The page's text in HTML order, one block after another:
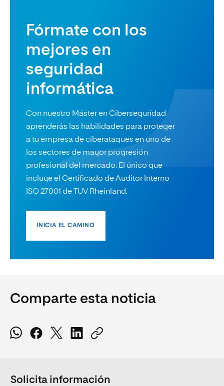
Fórmate con los
mejores en
seguridad
informática
Con nuestro Máster en Ciberseguridad
aprenderás las habilidades para proteger
a tu empresa de ciberataques en uno de
los sectores de mayor progresión
profesional del mercado. El único que
incluye el Certificado de Auditor Interno
ISO 27001 de TÜV Rheinland.
INICIA EL CAMINO
Comparte esta noticia
Solicita información